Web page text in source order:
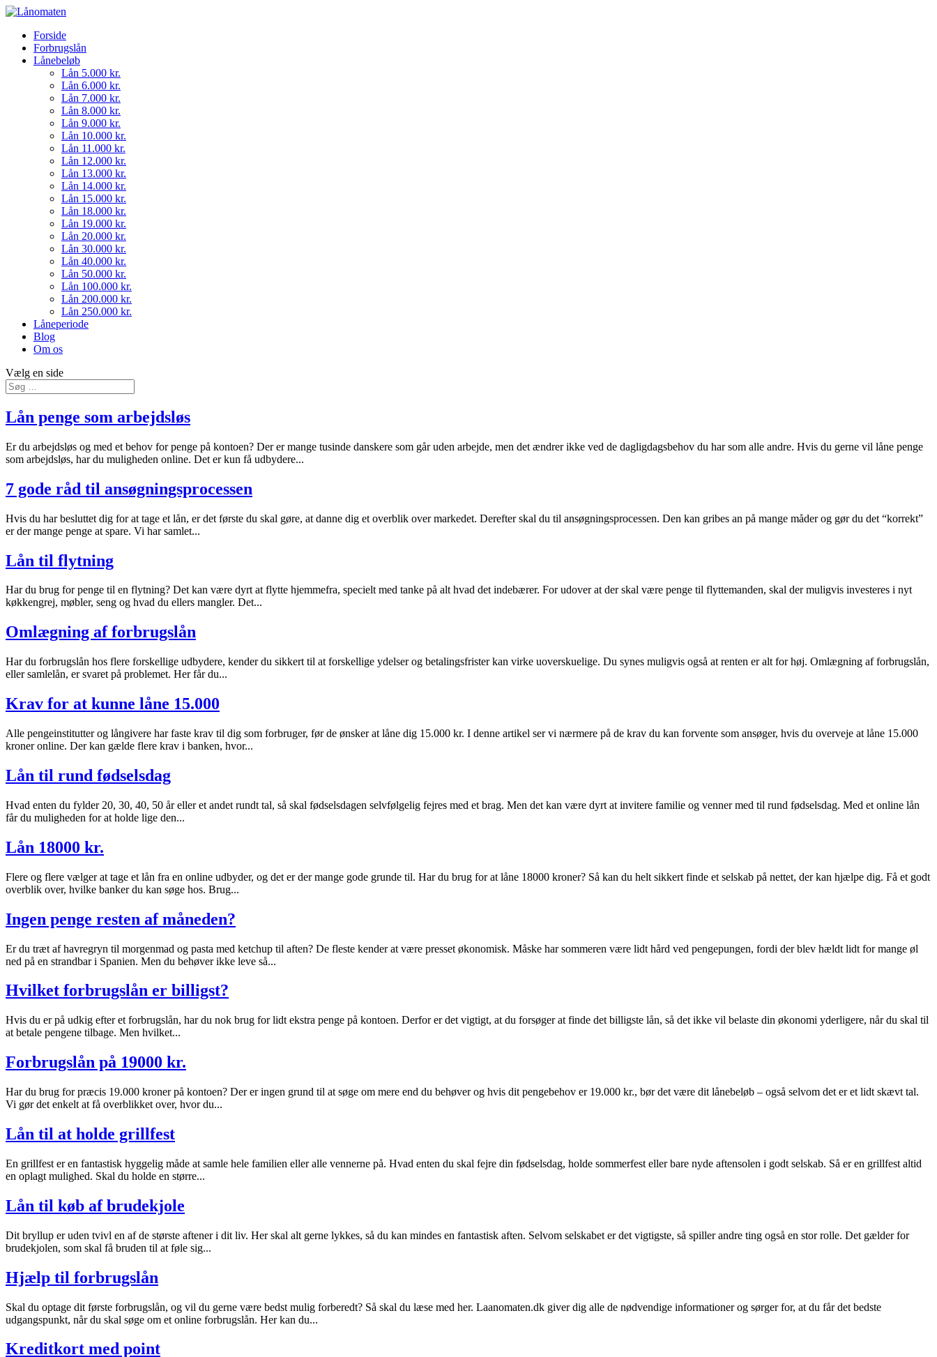
Forside
Forbrugslån
Lånebeløb
Lån 5.000 kr.
Lån 6.000 kr.
Lån 7.000 kr.
Lån 8.000 kr.
Lån 9.000 kr.
Lån 10.000 kr.
Lån 11.000 kr.
Lån 12.000 kr.
Lån 13.000 kr.
Lån 14.000 kr.
Lån 15.000 kr.
Lån 18.000 kr.
Lån 19.000 kr.
Lån 20.000 kr.
Lån 30.000 kr.
Lån 40.000 kr.
Lån 50.000 kr.
Lån 100.000 kr.
Lån 200.000 kr.
Lån 250.000 kr.
Låneperiode
Blog
Om os
Vælg en side
Lån penge som arbejdsløs
Er du arbejdsløs og med et behov for penge på kontoen? Der er mange tusinde danskere som går uden arbejde, men det ændrer ikke ved de dagligdagsbehov du har som alle andre. Hvis du gerne vil låne penge
som arbejdsløs, har du muligheden online. Det er kun få udbydere...
7 gode råd til ansøgningsprocessen
Hvis du har besluttet dig for at tage et lån, er det første du skal gøre, at danne dig et overblik over markedet. Derefter skal du til ansøgningsprocessen. Den kan gribes an på mange måder og gør du det “korrekt”
er der mange penge at spare. Vi har samlet...
Lån til flytning
Har du brug for penge til en flytning? Det kan være dyrt at flytte hjemmefra, specielt med tanke på alt hvad det indebærer. For udover at der skal være penge til flyttemanden, skal der muligvis investeres i nyt
køkkengrej, møbler, seng og hvad du ellers mangler. Det...
Omlægning af forbrugslån
Har du forbrugslån hos flere forskellige udbydere, kender du sikkert til at forskellige ydelser og betalingsfrister kan virke uoverskuelige. Du synes muligvis også at renten er alt for høj. Omlægning af forbrugslån,
eller samlelån, er svaret på problemet. Her får du...
Krav for at kunne låne 15.000
Alle pengeinstitutter og långivere har faste krav til dig som forbruger, før de ønsker at låne dig 15.000 kr. I denne artikel ser vi nærmere på de krav du kan forvente som ansøger, hvis du overveje at låne 15.000
kroner online. Der kan gælde flere krav i banken, hvor...
Lån til rund fødselsdag
Hvad enten du fylder 20, 30, 40, 50 år eller et andet rundt tal, så skal fødselsdagen selvfølgelig fejres med et brag. Men det kan være dyrt at invitere familie og venner med til rund fødselsdag. Med et online lån
får du muligheden for at holde lige den...
Lån 18000 kr.
Flere og flere vælger at tage et lån fra en online udbyder, og det er der mange gode grunde til. Har du brug for at låne 18000 kroner? Så kan du helt sikkert finde et selskab på nettet, der kan hjælpe dig. Få et godt
overblik over, hvilke banker du kan søge hos. Brug...
Ingen penge resten af måneden?
Er du træt af havregryn til morgenmad og pasta med ketchup til aften? De fleste kender at være presset økonomisk. Måske har sommeren være lidt hård ved pengepungen, fordi der blev hældt lidt for mange øl
ned på en strandbar i Spanien. Men du behøver ikke leve så...
Hvilket forbrugslån er billigst?
Hvis du er på udkig efter et forbrugslån, har du nok brug for lidt ekstra penge på kontoen. Derfor er det vigtigt, at du forsøger at finde det billigste lån, så det ikke vil belaste din økonomi yderligere, når du skal til
at betale pengene tilbage. Men hvilket...
Forbrugslån på 19000 kr.
Har du brug for præcis 19.000 kroner på kontoen? Der er ingen grund til at søge om mere end du behøver og hvis dit pengebehov er 19.000 kr., bør det være dit lånebeløb – også selvom det er et lidt skævt tal.
Vi gør det enkelt at få overblikket over, hvor du...
Lån til at holde grillfest
En grillfest er en fantastisk hyggelig måde at samle hele familien eller alle vennerne på. Hvad enten du skal fejre din fødselsdag, holde sommerfest eller bare nyde aftensolen i godt selskab. Så er en grillfest altid
en oplagt mulighed. Skal du holde en større...
Lån til køb af brudekjole
Dit bryllup er uden tvivl en af de største aftener i dit liv. Her skal alt gerne lykkes, så du kan mindes en fantastisk aften. Selvom selskabet er det vigtigste, så spiller andre ting også en stor rolle. Det gælder for
brudekjolen, som skal få bruden til at føle sig...
Hjælp til forbrugslån
Skal du optage dit første forbrugslån, og vil du gerne være bedst mulig forberedt? Så skal du læse med her. Laanomaten.dk giver dig alle de nødvendige informationer og sørger for, at du får det bedste
udgangspunkt, når du skal søge om et online forbrugslån. Her kan du...
Kreditkort med point